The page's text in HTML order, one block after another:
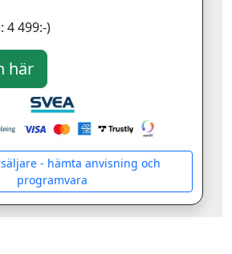
4 499:-)
- hämta anvisning och
programvara